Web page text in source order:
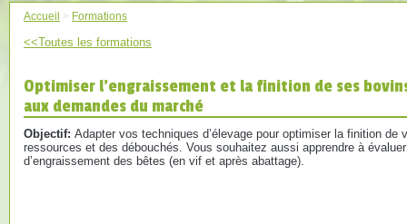
Accueil > Formations
<<Toutes les formations
Optimiser l’engraissement et la finition de ses
aux demandes du marché
Objectif: Adapter vos techniques d’élevage pour optimiser la finition de
ressources et des débouchés. Vous souhaitez aussi apprendre à
d’engraissement des bêtes (en vif et après abattage).